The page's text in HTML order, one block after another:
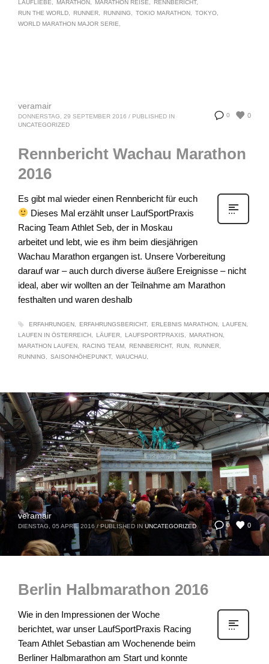
LAUFLIEBE MARATHON MARATHON REISE
RENNBERICHT
RUN THE WORLD
RUNNER RUNNING TOKIO MARATHON
TOKYO
WORLD MARATHON MAJOR SERIE
0 0
veramair
DONNERSTAG, 29 SEPTEMBER 2016 / PUBLISHED IN
UNCATEGORIZED
Rennbericht Wachau Marathon
2016
Es gibt mal wieder einen Rennbericht für euch
Dieses Mal erzählt unser LaufSportPraxis
Racing Team Athlet Seb, der in Moskau
arbeitet und lebt, wie es ihm beim diesjährigen
Wachau Marathon ergangen ist. Unsere Vorbereitung
darauf war – auch durch diverse äußere Ereignisse – nicht
ideal, aber wir wollten an der Teilnahme am Marathon
festhalten und waren deshalb
ERFAHRUNGEN ERFAHRUNGSBERICHT ERLEBNIS MARATHON
LAUFEN
LAUFEN IN ÖSTERREICH
LÄUFER LAUFSPORTPRAXIS
MARATHON
MARATHON LAUFEN
RACING TEAM RENNBERICHT RUN
RUNNER
RUNNING
SAISONHÖHEPUNKT WAUCHAU
0 0
veramair
DIENSTAG, 05 APRIL 2016 / PUBLISHED IN UNCATEGORIZED
Berlin Halbmarathon 2016
Wie in den Impressionen der Woche
berichtet, war unser LaufSportPraxis Racing
Team Athlet Sebastian am Wochenende beim
Berliner Halbmarathon am Start und konnte